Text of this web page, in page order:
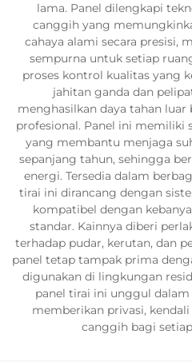
lama. Panel dilengkapi
canggih yang
cahaya alami secara presisi,
sempurna untuk setiap
proses kontrol kualitas yang
jahitan ganda dan
menghasilkan daya tahan luar
profesional. Panel ini memiliki
yang membantu menjaga
sepanjang tahun, sehingga
energi. Tersedia dalam
tirai ini dirancang dengan
kompatibel dengan
standar. Kainnya diberi
terhadap pudar, kerutan, dan
panel tetap tampak prima
digunakan di lingkungan
panel tirai ini unggul
memberikan privasi,
canggih bagi